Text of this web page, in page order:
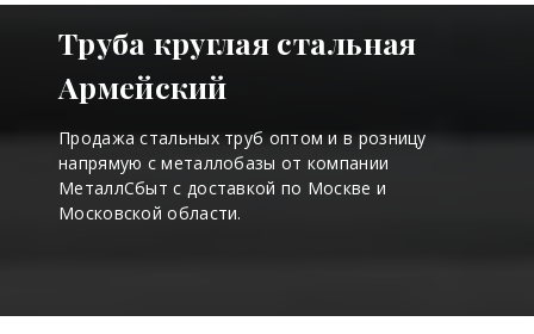
Труба круглая стальная
Армейский
Продажа стальных труб оптом и в розницу
напрямую с металлобазы от компании
МеталлСбыт с доставкой по Москве и
Московской области.